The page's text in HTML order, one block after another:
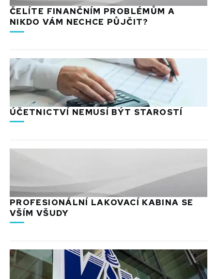
ČELÍTE FINANČNÍM PROBLÉMŮM A
NIKDO VÁM NECHCE PŮJČIT?
ÚČETNICTVÍ NEMUSÍ BÝT STAROSTÍ
PROFESIONÁLNÍ LAKOVACÍ KABINA SE
VŠÍM VŠUDY